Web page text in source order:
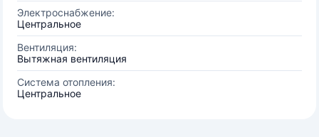
Электроснабжение:
Центральное
Вентиляция:
Вытяжная вентиляция
Система отопления:
Центральное